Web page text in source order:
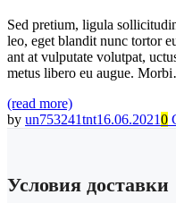
Sed pretium, ligula
leo, eget blandit nunc tortor
ant at vulputate volutpat,
metus libero eu augue.
(read more)
by un753241tnt16.06.20210
Условия доставки